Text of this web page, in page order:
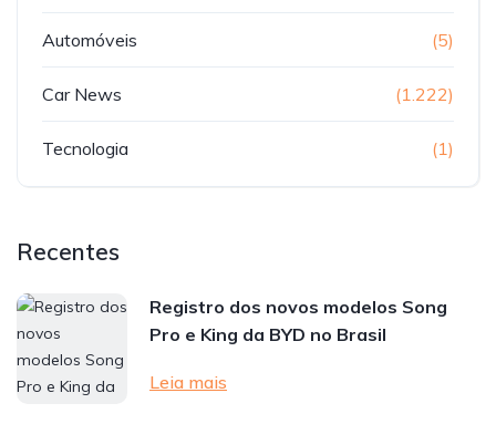
Automóveis (5)
Car News (1.222)
Tecnologia (1)
Recentes
Registro dos novos modelos Song
Pro e King da BYD no Brasil
Leia mais